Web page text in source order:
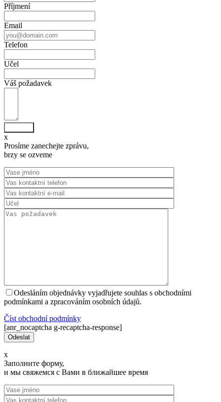
Příjmení
Email
Telefon
Učel
Váš požadavek
x
Prosíme zanechejte zprávu,
brzy se ozveme
Odesláním objednávky vyjadřujete souhlas s obchodními
podmínkami a zpracováním osobních údajů.
Číst оbchodní podmínky
[anr_nocaptcha g-recaptcha-response]
x
Заполните форму,
и мы свяжемся с Вами в ближайшее время